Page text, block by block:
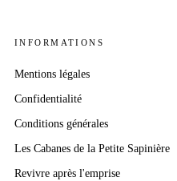
INFORMATIONS
Mentions légales
Confidentialité
Conditions générales
Les Cabanes de la Petite Sapinière
Revivre après l'emprise